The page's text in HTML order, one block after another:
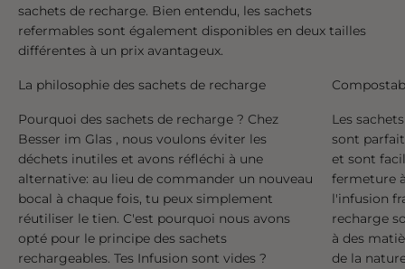
sachets de recharge. Bien entendu, les sachets
refermables sont également disponibles en deux tailles
différentes à un prix avantageux.
La philosophie des sachets de recharge
Pourquoi des sachets de recharge ? Chez
Besser im Glas , nous voulons éviter les
déchets inutiles et avons réfléchi à une
alternative: au lieu de commander un nouveau
bocal à chaque fois, tu peux simplement
réutiliser le tien. C'est pourquoi nous avons
opté pour le principe des sachets
rechargeables. Tes Infusion sont vides ?
Les
sont
et sont
fermeture
l'infusion
recharge
à des
de la